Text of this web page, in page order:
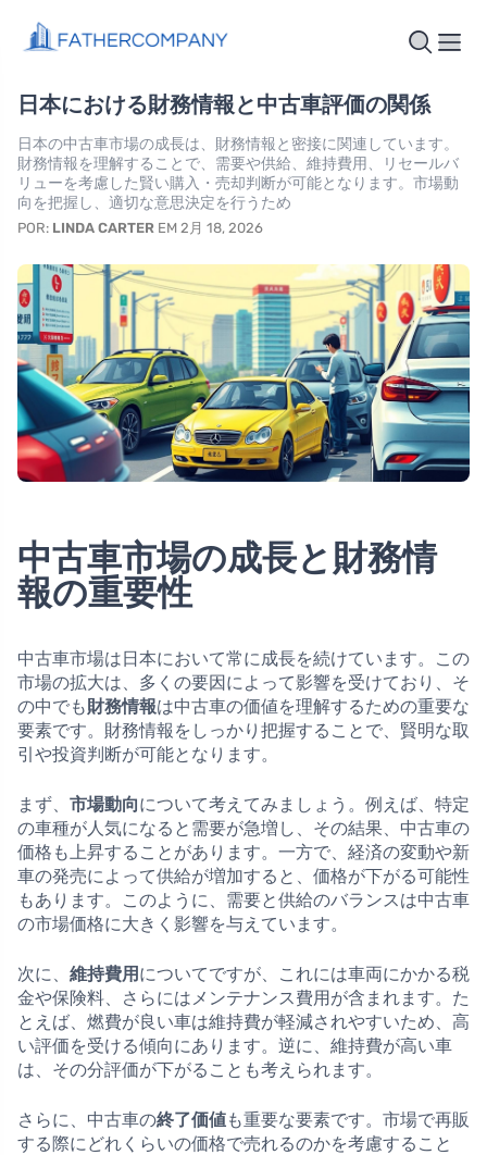
日本における財務情報と中古車評価の関係
日本の中古車市場の成長は、財務情報と密接に関連しています。
財務情報を理解することで、需要や供給、維持費用、リセールバ
リューを考慮した賢い購入・売却判断が可能となります。市場動
向を把握し、適切な意思決定を行うため
POR: LINDA CARTER EM 2月 18, 2026
中古車市場の成長と財務情
報の重要性
中古車市場は日本において常に成長を続けています。この
市場の拡大は、多くの要因によって影響を受けており、そ
の中でも財務情報は中古車の価値を理解するための重要な
要素です。財務情報をしっかり把握することで、賢明な取
引や投資判断が可能となります。
まず、 市場動向について考えてみましょう。例えば、特定
の車種が人気になると需要が急増し、その結果、中古車の
価格も上昇することがあります。一方で、経済の変動や新
車の発売によって供給が増加すると、価格が下がる可能性
もあります。このように、需要と供給のバランスは中古車
の市場価格に大きく影響を与えています。
次に、 維持費用 についてですが、これには車両にかかる税
金や保険料、さらにはメンテナンス費用が含まれます。た
とえば、燃費が良い車は維持費が軽減されやすいため、高
い評価を受ける傾向にあります。逆に、維持費が高い車
は、その分評価が下がることも考えられます。
さらに、中古車の終了価値も重要な要素です。市場で再販
する際にどれくらいの価格で売れるのかを考慮すること